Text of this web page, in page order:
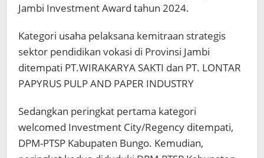
Jambi Investment Award tahun 2024.
Kategori usaha pelaksana kemitraan strategis
sektor pendidikan vokasi di Provinsi Jambi
ditempati PT.WIRAKARYA SAKTI dan PT. LONTAR
PAPYRUS PULP AND PAPER INDUSTRY
Sedangkan peringkat pertama kategori
welcomed Investment City/Regency ditempati,
DPM-PTSP Kabupaten Bungo. Kemudian,